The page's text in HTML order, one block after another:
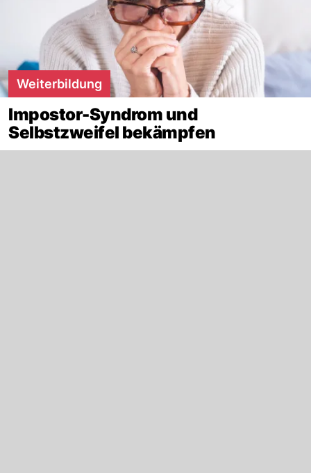
Weiterbildung
Impostor-Syndrom und
Selbstzweifel bekämpfen